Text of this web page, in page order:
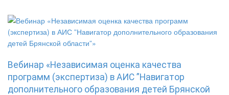
Вебинар «Независимая оценка качества
программ (экспертиза) в АИС ”Навигатор
дополнительного образования детей Брянской